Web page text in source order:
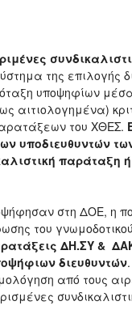
της επιλογής
υποψηφίων
του ΧΘΕΣ.
υποδιευθυντών
στη ΔΟΕ, η
του
ΔΗ.ΣΥ &
διευθυντών
από τους